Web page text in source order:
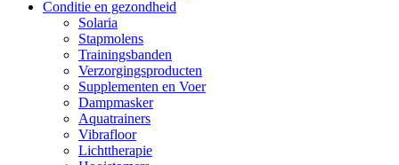
Conditie en gezondheid
Solaria
Stapmolens
Trainingsbanden
Verzorgingsproducten
Supplementen en Voer
Dampmasker
Aquatrainers
Vibrafloor
Lichttherapie